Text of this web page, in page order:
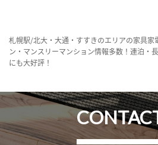
札幌駅/北大・大通・すすきのエリアの家具家
ン・マンスリーマンション情報多数！連泊・
にも大好評！